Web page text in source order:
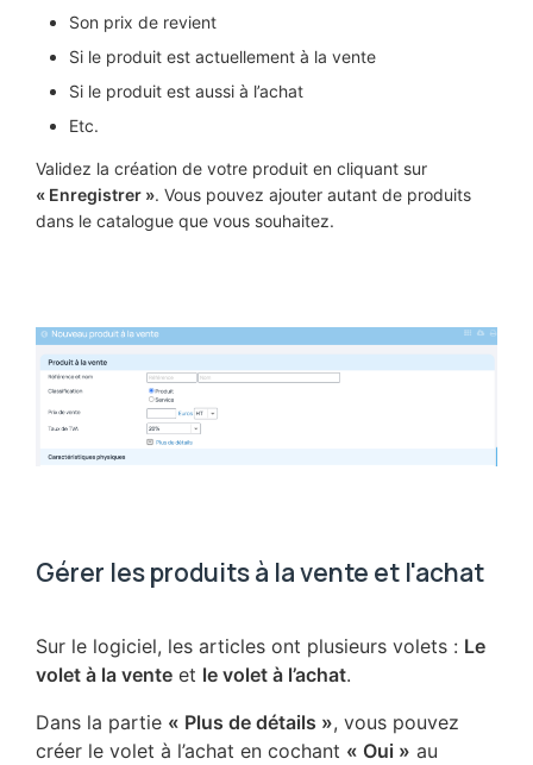
Son prix de revient
Si le produit est actuellement à la vente
Si le produit est aussi à l’achat
Etc.
Validez la création de votre produit en cliquant sur
« Enregistrer ». Vous pouvez ajouter autant de produits
dans le catalogue que vous souhaitez.
Gérer les produits à la vente et l'achat
Sur le logiciel, les articles ont plusieurs volets : Le
volet à la vente et le volet à l’achat.
Dans la partie « Plus de détails », vous pouvez
créer le volet à l’achat en cochant « Oui » au